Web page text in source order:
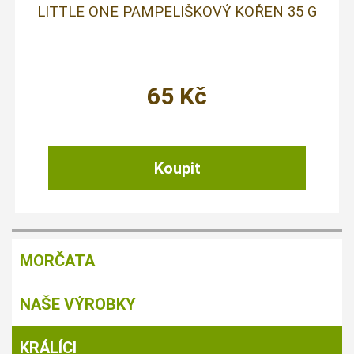
LITTLE ONE PAMPELIŠKOVÝ KOŘEN 35 G
65 Kč
MORČATA
NAŠE VÝROBKY
KRÁLÍCI